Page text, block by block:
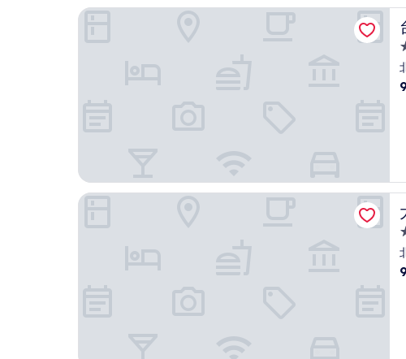
評
評
台北北投雅樂軒酒店
大地酒店